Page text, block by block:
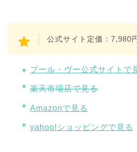
公式サイト定価：7,980
プール・ヴー公式サイトで
楽天市場店で見る
Amazonで見る
yahoo!ショッピングで見る